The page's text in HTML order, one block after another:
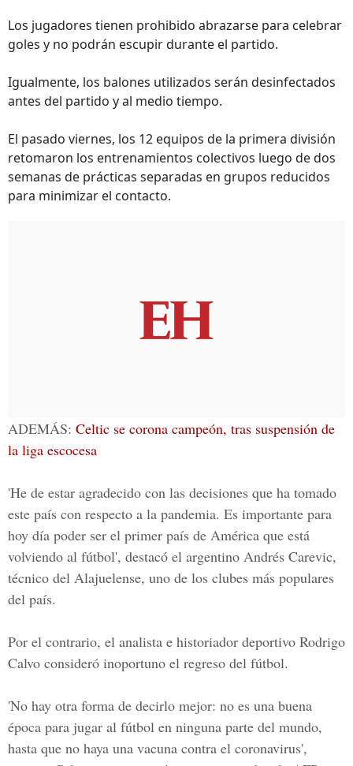
Los jugadores tienen prohibido abrazarse para celebrar
goles y no podrán escupir durante el partido.
Igualmente, los balones utilizados serán desinfectados
antes del partido y al medio tiempo.
El pasado viernes, los 12 equipos de la primera división
retomaron los entrenamientos colectivos luego de dos
semanas de prácticas separadas en grupos reducidos
para minimizar el contacto.
ADEMÁS: Celtic se corona campeón, tras suspensión de
la liga escocesa
'He de estar agradecido con las decisiones que ha tomado
este país con respecto a la pandemia. Es importante para
hoy día poder ser el primer país de América que está
volviendo al fútbol', destacó el argentino Andrés Carevic,
técnico del Alajuelense, uno de los clubes más populares
del país.
Por el contrario, el analista e historiador deportivo Rodrigo
Calvo consideró inoportuno el regreso del fútbol.
'No hay otra forma de decirlo mejor: no es una buena
época para jugar al fútbol en ninguna parte del mundo,
hasta que no haya una vacuna contra el coronavirus',